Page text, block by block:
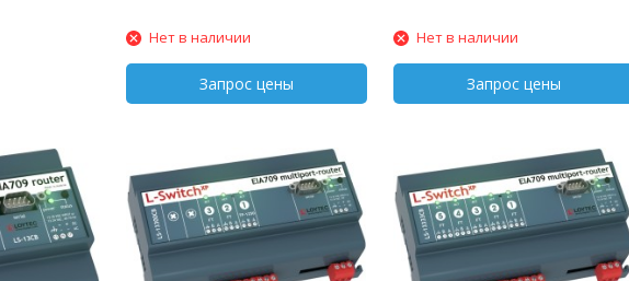
Нет в наличии Нет в наличии